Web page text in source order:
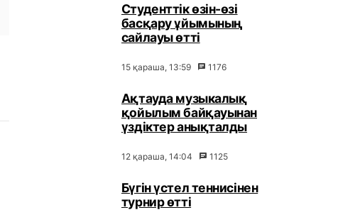
Студенттік өзін-өзі
басқару ұйымының
сайлауы өтті
15 қараша, 13:59 1176
Ақтауда музыкалық
қойылым байқауынан
үздіктер анықталды
12 қараша, 14:04 1125
Бүгін үстел теннисінен
турнир өтті